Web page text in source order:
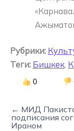
Рубрики:
Теги: Бишкек,
0
← МИД
подписания
Ираном